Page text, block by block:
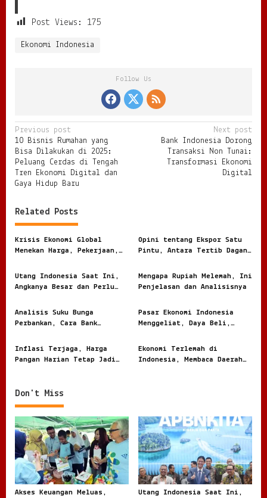
Post Views: 175
Ekonomi Indonesia
Follow Us
P
o
s
t
a
i
a
i
n
Previous post
10 Bisnis Rumahan yang
Bisa Dilakukan di 2025:
Peluang Cerdas di Tengah
Tren Ekonomi Digital dan
Gaya Hidup Baru
Next post
Bank Indonesia Dorong
Transaksi Non Tunai:
Transformasi Ekonomi
Digital
Related Posts
Krisis Ekonomi Global
Menekan Harga, Pekerjaan,
Opini tentang Ekspor Satu
Pintu, Antara Tertib Dagang
Utang Indonesia Saat Ini,
Angkanya Besar dan Perlu
Mengapa Rupiah Melemah, Ini
Penjelasan dan Analisisnya
Analisis Suku Bunga
Perbankan, Cara Bank
Nasabah
Pasar Ekonomi Indonesia
Menggeliat, Daya Beli,
Jadi Sorotan
Inflasi Terjaga, Harga
Pangan Harian Tetap Jadi
Ekonomi Terlemah di
Indonesia, Membaca Daerah
Don't Miss
Akses Keuangan Meluas,
Utang Indonesia Saat Ini,